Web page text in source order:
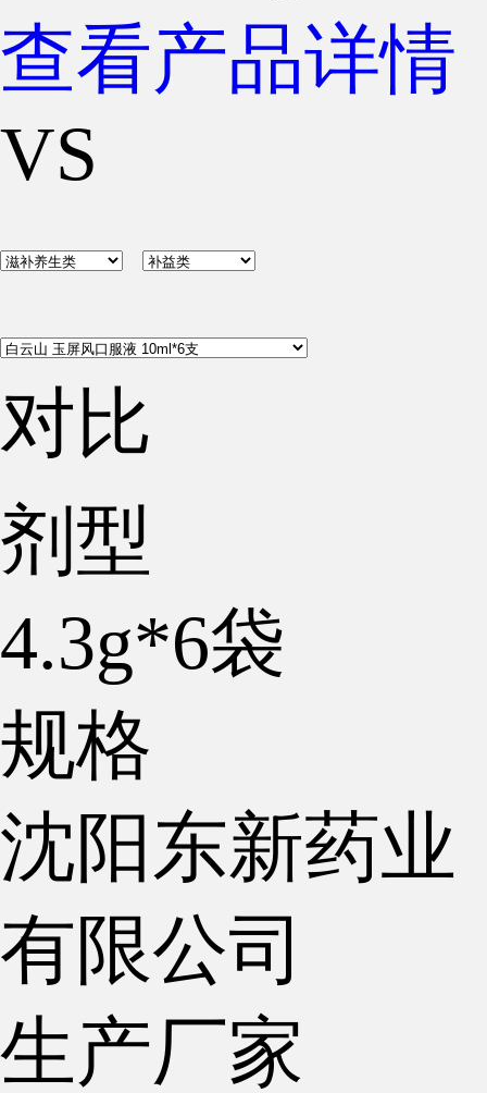
查看产品详情
VS
对比
剂型
4.3g*6袋
规格
沈阳东新药业
有限公司
生产厂家